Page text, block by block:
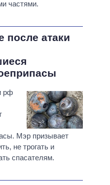
частями.
после атаки
рф
Мэр призывает
не трогать и
спасателям.